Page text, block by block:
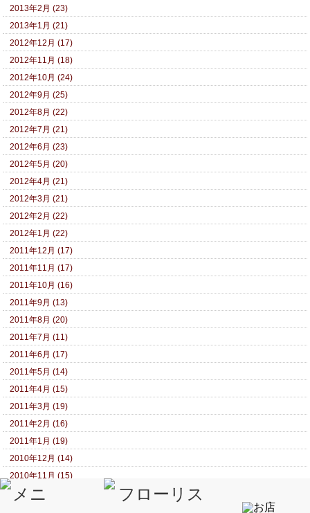
2013年2月 (23)
2013年1月 (21)
2012年12月 (17)
2012年11月 (18)
2012年10月 (24)
2012年9月 (25)
2012年8月 (22)
2012年7月 (21)
2012年6月 (23)
2012年5月 (20)
2012年4月 (21)
2012年3月 (21)
2012年2月 (22)
2012年1月 (22)
2011年12月 (17)
2011年11月 (17)
2011年10月 (16)
2011年9月 (13)
2011年8月 (20)
2011年7月 (11)
2011年6月 (17)
2011年5月 (14)
2011年4月 (15)
2011年3月 (19)
2011年2月 (16)
2011年1月 (19)
2010年12月 (14)
2010年11月 (15)
2010年10月 (14)